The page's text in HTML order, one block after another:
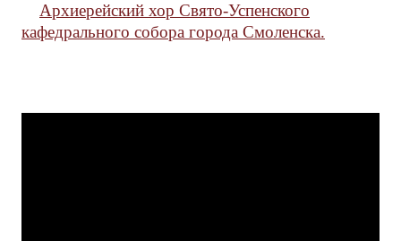
Архиерейский хор Свято-Успенского
кафедрального собора города Смоленска.